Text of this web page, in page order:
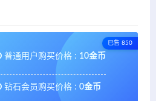
已售 850
普通用户购买价格 : 10金币
钻石会员购买价格 : 0金币